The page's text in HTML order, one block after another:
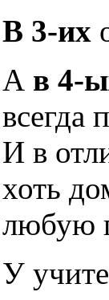
В 3-их
А в 4-
всегда
И в
хоть
любую
У